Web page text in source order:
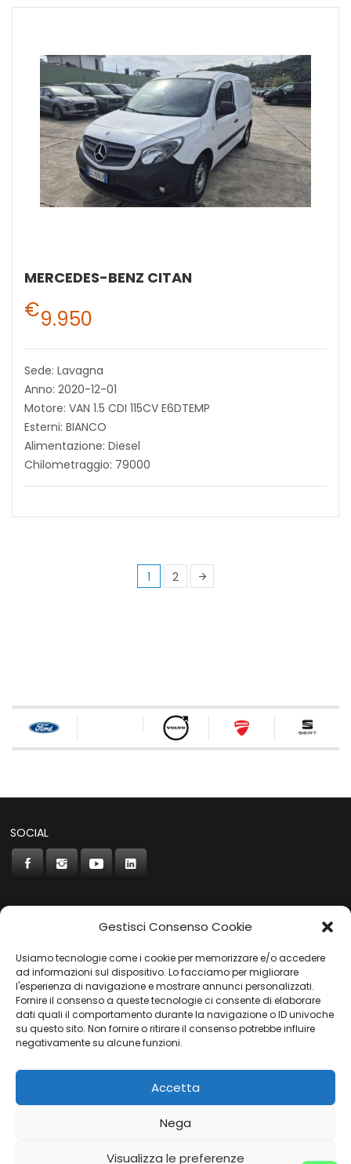
Gestisci Consenso Cookie
Usiamo tecnologie come i cookie per memorizzare e/o accedere
ad informazioni sul dispositivo. Lo facciamo per migliorare
l'esperienza di navigazione e mostrare annunci personalizzati.
Fornire il consenso a queste tecnologie ci consente di elaborare
dati quali il comportamento durante la navigazione o ID univoche
su questo sito. Non fornire o ritirare il consenso potrebbe influire
negativamente su alcune funzioni.
Accetta
Nega
Visualizza le preferenze
MERCEDES-BENZ CITAN
€9.950
Sede: Lavagna
Anno: 2020-12-01
Motore: VAN 1.5 CDI 115CV E6DTEMP
Esterni: BIANCO
Alimentazione: Diesel
Chilometraggio: 79000
1 2
SOCIAL
CONCORDE
AUTOCHIAVARI
Gruppo Carfin SPA |P.IVA: 03859710109 |Sede Legale:
Via L. Perini 50 - 16152 Genova | © 2025
PRIVACY POLICY|COOKIES POLICY